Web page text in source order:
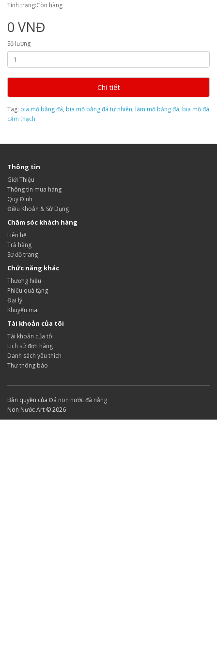
Tình trạng:Còn hàng
0 VNĐ
Số lượng
Chi tiết
Tag: bia mộ bằng đá, bia mộ bằng đá tự nhiên, làm mộ bằng đá, bia mộ đá
cẩm thạch
Thông tin
Giới Thiệu
Thông tin mua hàng
Quy Định
Điều Khoản & Sử Dụng
Chăm sóc khách hàng
Liên hệ
Trả hàng
Sơ đồ trang
Chức năng khác
Thương hiệu
Phiếu quà tặng
Đại lý
Khuyến mãi
Tài khoản của tôi
Tài khoản của tôi
Lịch sử đơn hàng
Danh sách yêu thích
Thư thông báo
Bản quyền của Đá non nước đà nẵng
Non Nước Art © 2026